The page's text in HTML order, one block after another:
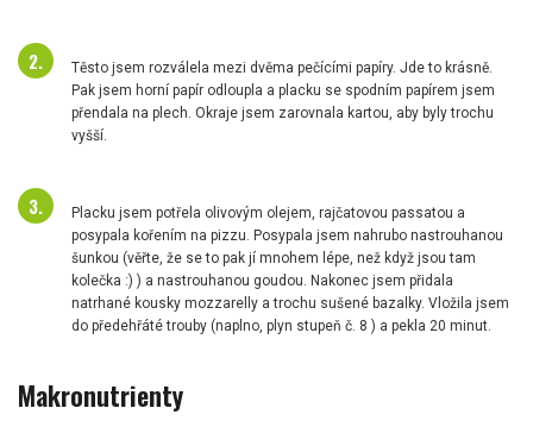
Těsto jsem rozválela mezi dvěma pečícími papíry. Jde to krásně.
Pak jsem horní papír odloupla a placku se spodním papírem jsem
přendala na plech. Okraje jsem zarovnala kartou, aby byly trochu
vyšší.
Placku jsem potřela olivovým olejem, rajčatovou passatou a
posypala kořením na pizzu. Posypala jsem nahrubo nastrouhanou
šunkou (věřte, že se to pak jí mnohem lépe, než když jsou tam
kolečka :) ) a nastrouhanou goudou. Nakonec jsem přidala
natrhané kousky mozzarelly a trochu sušené bazalky. Vložila jsem
do předehřáté trouby (naplno, plyn stupeň č. 8 ) a pekla 20 minut.
Makronutrienty